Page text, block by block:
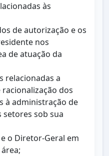
às
de autorização e os
nos
de atuação da
relacionadas a
dos
à administração de
sob sua
o Diretor-Geral em